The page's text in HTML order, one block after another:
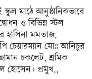
স্কুল মাঠে আনুষ্ঠানিকভাবে
ও বিভিন্ন স্টল
হাসিনা মমতাজ,
চেয়ারম্যান মোঃ আনিচুর
চকলেট,শ্রমিক
হোসেন। প্রমুখ,,